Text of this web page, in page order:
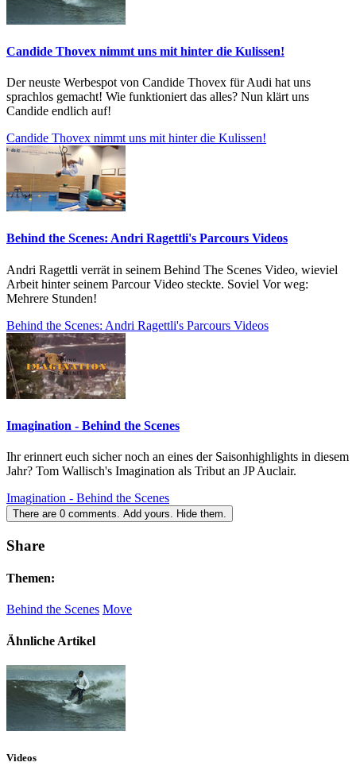
Candide Thovex nimmt uns mit hinter die Kulissen!
Der neuste Werbespot von Candide Thovex für Audi hat uns
sprachlos gemacht! Wie funktioniert das alles? Nun klärt uns
Candide endlich auf!
Candide Thovex nimmt uns mit hinter die Kulissen!
Behind the Scenes: Andri Ragettli's Parcours Videos
Andri Ragettli verrät in seinem Behind The Scenes Video, wieviel
Arbeit hinter seinem Parcour Video steckte. Soviel Vor weg:
Mehrere Stunden!
Behind the Scenes: Andri Ragettli's Parcours Videos
Imagination - Behind the Scenes
Ihr erinnert euch sicher noch an eines der Saisonhighlights in diesem
Jahr? Tom Wallisch's Imagination als Tribut an JP Auclair.
Imagination - Behind the Scenes
There are 0 comments. Add yours. Hide them.
Share
Themen:
Behind the Scenes Move
Ähnliche Artikel
Videos